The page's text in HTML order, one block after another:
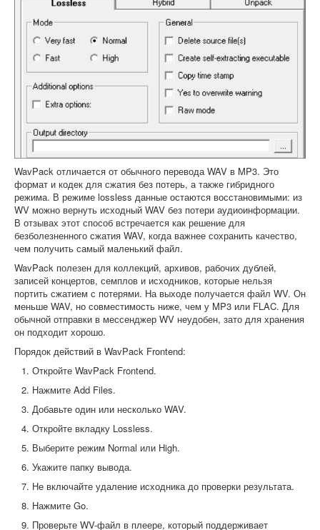
WavPack отличается от обычного перевода WAV в MP3. Это
формат и кодек для сжатия без потерь, а также гибридного
режима. В режиме lossless данные остаются восстановимыми: из
WV можно вернуть исходный WAV без потери аудиоинформации.
В отзывах этот способ встречается как решение для
безболезненного сжатия WAV, когда важнее сохранить качество,
чем получить самый маленький файл.
WavPack полезен для коллекций, архивов, рабочих дублей,
записей концертов, семплов и исходников, которые нельзя
портить сжатием с потерями. На выходе получается файл WV. Он
меньше WAV, но совместимость ниже, чем у MP3 или FLAC. Для
обычной отправки в мессенджер WV неудобен, зато для хранения
он подходит хорошо.
Порядок действий в WavPack Frontend:
Откройте WavPack Frontend.
Нажмите Add Files.
Добавьте один или несколько WAV.
Откройте вкладку Lossless.
Выберите режим Normal или High.
Укажите папку вывода.
Не включайте удаление исходника до проверки результата.
Нажмите Go.
Проверьте WV-файл в плеере, который поддерживает